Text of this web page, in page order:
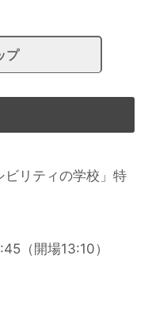
プ
リティの学校」特
（開場13:10）